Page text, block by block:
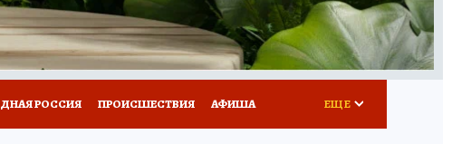
РОССИЯ ПРОИСШЕСТВИЯ АФИША ЕЩЕ